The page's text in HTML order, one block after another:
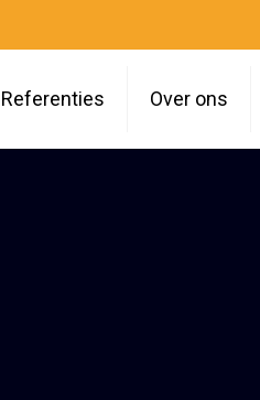
Referenties Over ons